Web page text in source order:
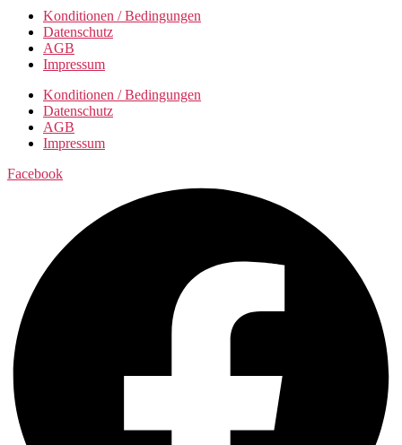
Konditionen / Bedingungen
Datenschutz
AGB
Impressum
Konditionen / Bedingungen
Datenschutz
AGB
Impressum
Facebook